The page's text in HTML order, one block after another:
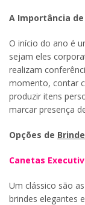
A Importância
O início do ano é
sejam eles
realizam
momento, contar
produzir itens
marcar presença
Opções de
Canetas
Um clássico são
brindes elegantes